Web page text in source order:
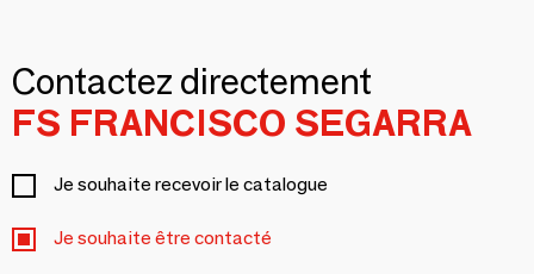
Contactez directement
FS FRANCISCO SEGARRA
Je souhaite recevoir le catalogue
Je souhaite être contacté